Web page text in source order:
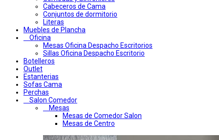
Cabeceros de Cama
Conjuntos de dormitorio
Literas
Muebles de Plancha
Oficina
Mesas Oficina Despacho Escritorios
Sillas Oficina Despacho Escritorio
Botelleros
Outlet
Estanterias
Sofas Cama
Perchas
Salon Comedor
Mesas
Mesas de Comedor Salon
Mesas de Centro